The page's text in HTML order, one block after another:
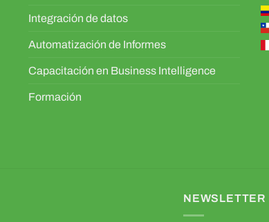
Integración de datos
Automatización de Informes
Capacitación en Business Intelligence
Formación
NEWSLETTER